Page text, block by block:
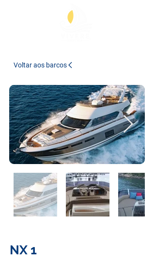
Voltar aos barcos
NX 1